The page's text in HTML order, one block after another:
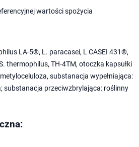
wartości spożycia
LA-5®, L. paracasei, L CASEI 431®,
thermophilus, TH-4TM, otoczka kapsułki
substanacja wypełniająca:
substanacja przeciwzbrylająca: roślinny